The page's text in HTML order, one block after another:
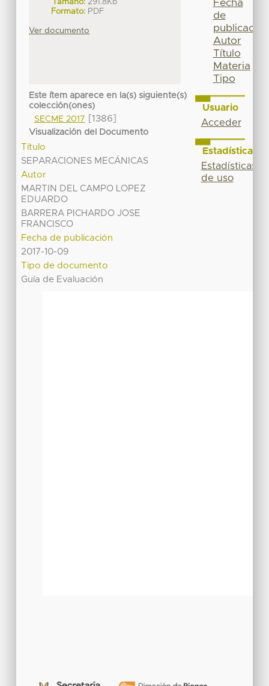
Tamaño: 291.8Kb
Formato: PDF
Ver documento
Este ítem aparece en la(s) siguiente(s)
colección(ones)
SECME 2017
[1386]
Visualización del Documento
Título
SEPARACIONES MECÁNICAS
Autor
MARTIN DEL CAMPO LOPEZ
EDUARDO
BARRERA PICHARDO JOSE
FRANCISCO
Fecha de publicación
2017-10-09
Tipo de documento
Guía de Evaluación
Fecha
de
publicación
Autor
Título
Materia
Tipo
Usuario
Acceder
Estadísticas
Estadísticas
de uso